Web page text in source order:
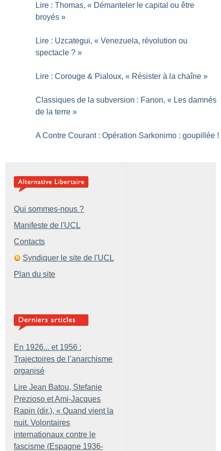
Lire : Thomas, « Démanteler le capital ou être
broyés »
Lire : Uzcategui, « Venezuela, révolution ou
spectacle ? »
Lire : Corouge & Pialoux, « Résister à la chaîne »
Classiques de la subversion : Fanon, « Les damnés
de la terre »
A Contre Courant : Opération Sarkonimo : goupillée !
Qui sommes-nous ?
Manifeste de l'UCL
Contacts
Syndiquer le site de l'UCL
Plan du site
En 1926... et 1956 :
Trajectoires de l’anarchisme
organisé
Lire Jean Batou, Stefanie
Prezioso et Ami-Jacques
Rapin (dir.), « Quand vient la
nuit. Volontaires
internationaux contre le
fascisme (Espagne 1936-